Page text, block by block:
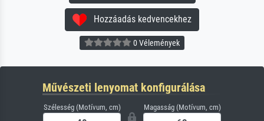
Hozzáadás kedvencekhez
0 Vélemények
Művészeti lenyomat konfigurálása
Szélesség (Motívum, cm) Magasság (Motívum, cm)